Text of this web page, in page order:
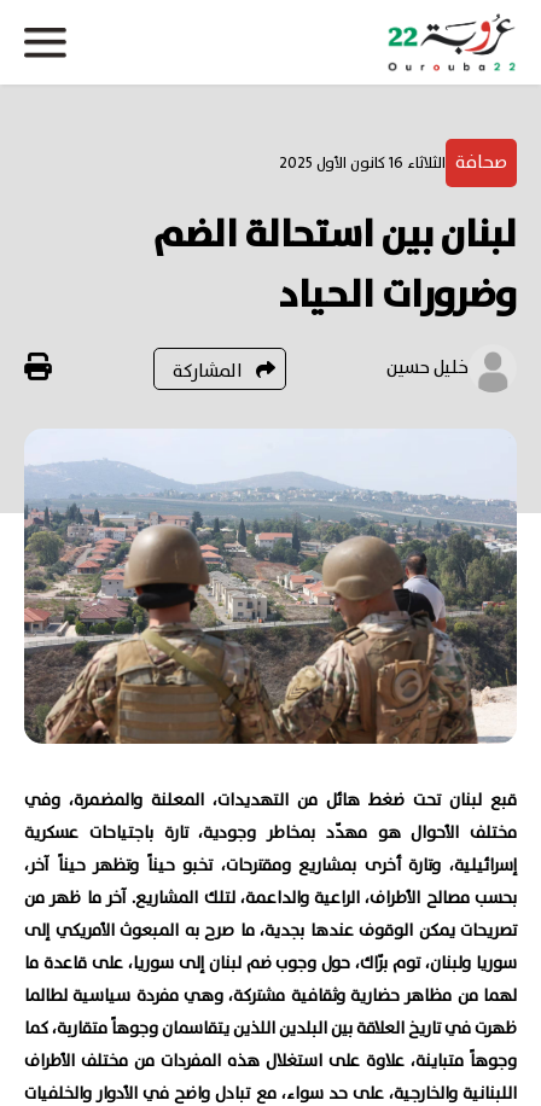
صحافة الثلاثاء 16 كانون الأول 2025
لبنان بين استحالة الضم
وضرورات الحياد
خليل حسين المشاركة
قبع لبنان تحت ضغط هائل من التهديدات، المعلنة والمضمرة، وفي
مختلف الأحوال هو مهدّد بمخاطر وجودية، تارة باجتياحات عسكرية
إسرائيلية، وتارة أخرى بمشاريع ومقترحات، تخبو حيناً وتظهر حيناً آخر،
بحسب مصالح الأطراف، الراعية والداعمة، لتلك المشاريع. آخر ما ظهر من
تصريحات يمكن الوقوف عندها بجدية، ما صرح به المبعوث الأمريكي إلى
سوريا ولبنان، توم برّاك، حول وجوب ضم لبنان إلى سوريا، على قاعدة ما
لهما من مظاهر حضارية وثقافية مشتركة، وهي مفردة سياسية لطالما
ظهرت في تاريخ العلاقة بين البلدين اللذين يتقاسمان وجوهاً متقاربة، كما
وجوهاً متباينة، علاوة على استغلال هذه المفردات من مختلف الأطراف
اللبنانية والخارجية، على حد سواء، مع تبادل واضح في الأدوار والخلفيات